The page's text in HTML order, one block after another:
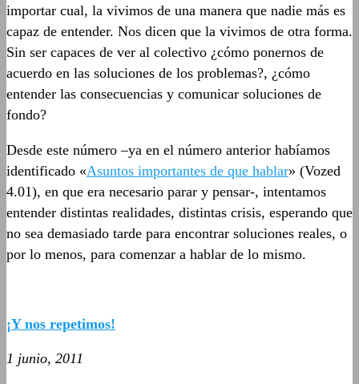
importar cual, la vivimos de una manera que nadie más es
capaz de entender. Nos dicen que la vivimos de otra forma.
Sin ser capaces de ver al colectivo ¿cómo ponernos de
acuerdo en las soluciones de los problemas?, ¿cómo
entender las consecuencias y comunicar soluciones de
fondo?
Desde este número –ya en el número anterior habíamos
identificado «Asuntos importantes de que hablar» (Vozed
4.01), en que era necesario parar y pensar-, intentamos
entender distintas realidades, distintas crisis, esperando que
no sea demasiado tarde para encontrar soluciones reales, o
por lo menos, para comenzar a hablar de lo mismo.
¡Y nos repetimos!
1 junio, 2011